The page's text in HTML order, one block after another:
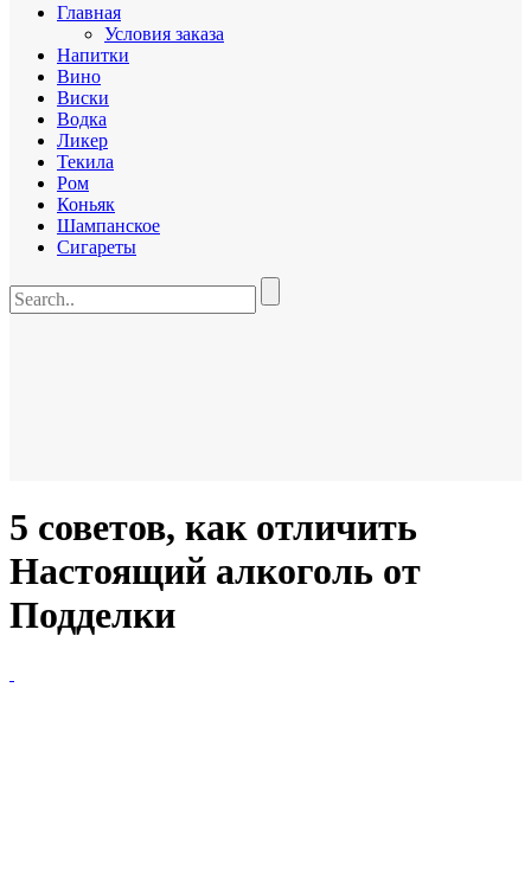
Главная
Условия заказа
Напитки
Вино
Виски
Водка
Ликер
Текила
Ром
Коньяк
Шампанское
Сигареты
5 советов, как отличить
Настоящий алкоголь от
Подделки